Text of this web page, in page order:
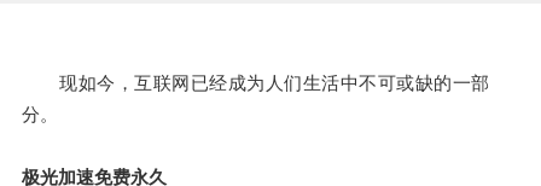
现如今，互联网已经成为人们生活中不可或缺的一部
分。
极光加速免费永久